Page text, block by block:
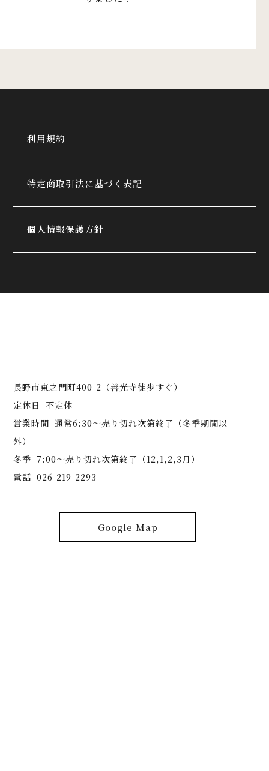
利用規約
特定商取引法に基づく表記
個人情報保護方針
長野市東之門町400-2（善光寺徒歩すぐ）
定休日_不定休
営業時間_通常6:30～売り切れ次第終了（冬季期間以
外）
冬季_7:00～売り切れ次第終了（12,1,2,3月）
電話_026-219-2293
Google Map